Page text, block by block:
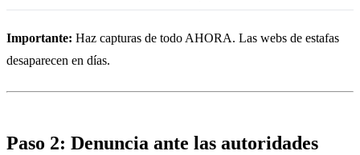
Importante: Haz capturas de todo AHORA. Las webs de estafas
desaparecen en días.
Paso 2: Denuncia ante las autoridades